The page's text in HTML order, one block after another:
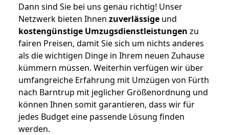
Dann sind Sie bei uns genau richtig! Unser
Netzwerk bieten Ihnen zuverlässige und
kostengünstige Umzugsdienstleistungen zu
fairen Preisen, damit Sie sich um nichts anderes
als die wichtigen Dinge in Ihrem neuen Zuhause
kümmern müssen. Weiterhin verfügen wir über
umfangreiche Erfahrung mit Umzügen von Fürth
nach Barntrup mit jeglicher Größenordnung und
können Ihnen somit garantieren, dass wir für
jedes Budget eine passende Lösung finden
werden.